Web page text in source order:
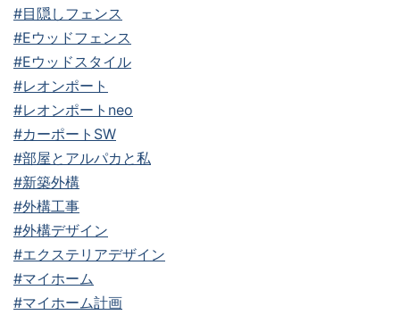
#目隠しフェンス
#Eウッドフェンス
#Eウッドスタイル
#レオンポート
#レオンポートneo
#カーポートSW
#部屋とアルパカと私
#新築外構
#外構工事
#外構デザイン
#エクステリアデザイン
#マイホーム
#マイホーム計画